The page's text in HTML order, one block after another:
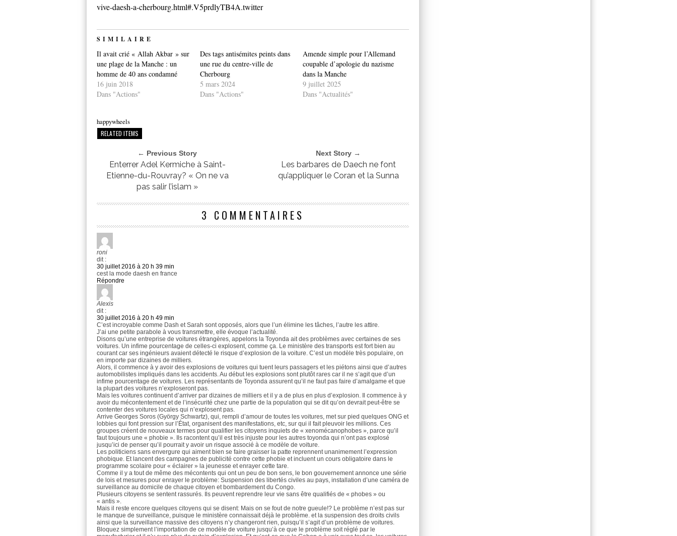
vive-daesh-a-cherbourg.html#.V5prdlyTB4A.twitter
SIMILAIRE
Il avait crié « Allah Akbar » sur
une plage de la Manche : un
homme de 40 ans condamné
16 juin 2018
Dans "Actions"
Des tags antisémites peints dans
une rue du centre-ville de
Cherbourg
5 mars 2024
Dans "Actions"
Amende simple pour l’Allemand
coupable d’apologie du nazisme
dans la Manche
9 juillet 2025
Dans "Actualités"
happywheels
RELATED ITEMS
← Previous Story
Enterrer Adel Kermiche à Saint-
Etienne-du-Rouvray? « On ne va
pas salir l’islam »
Next Story →
Les barbares de Daech ne font
qu’appliquer le Coran et la Sunna
3 COMMENTAIRES
roni
dit :
30 juillet 2016 à 20 h 39 min
cest la mode daesh en france
Répondre
Alexis
dit :
30 juillet 2016 à 20 h 49 min
C’est incroyable comme Dash et Sarah sont opposés, alors que l’un élimine les tâches, l’autre les attire.
J’ai une petite parabole à vous transmettre, elle évoque l’actualité.
Disons qu’une entreprise de voitures étrangères, appelons la Toyonda ait des problèmes avec certaines de ses
voitures. Un infime pourcentage de celles-ci explosent, comme ça. Le ministère des transports est fort bien au
courant car ses ingénieurs avaient détecté le risque d’explosion de la voiture. C’est un modèle très populaire, on
en importe par dizaines de milliers.
Alors, il commence à y avoir des explosions de voitures qui tuent leurs passagers et les piétons ainsi que d’autres
automobilistes impliqués dans les accidents. Au début les explosions sont plutôt rares car il ne s’agit que d’un
infime pourcentage de voitures. Les représentants de Toyonda assurent qu’il ne faut pas faire d’amalgame et que
la plupart des voitures n’exploseront pas.
Mais les voitures continuent d’arriver par dizaines de milliers et il y a de plus en plus d’explosion. Il commence à y
avoir du mécontentement et de l’insécurité chez une partie de la population qui se dit qu’on devrait peut-être se
contenter des voitures locales qui n’explosent pas.
Arrive Georges Soros (György Schwartz), qui, rempli d’amour de toutes les voitures, met sur pied quelques ONG et
lobbies qui font pression sur l’État, organisent des manifestations, etc, sur qui il fait pleuvoir les millions. Ces
groupes créent de nouveaux termes pour qualifier les citoyens inquiets de « xenomécanophobes », parce qu’il
faut toujours une « phobie ». Ils racontent qu’il est très injuste pour les autres toyonda qui n’ont pas explosé
jusqu’ici de penser qu’il pourrait y avoir un risque associé à ce modèle de voiture.
Les politiciens sans envergure qui aiment bien se faire graisser la patte reprennent unanimement l’expression
phobique. Et lancent des campagnes de publicité contre cette phobie et incluent un cours obligatoire dans le
programme scolaire pour « éclairer » la jeunesse et enrayer cette tare.
Comme il y a tout de même des mécontents qui ont un peu de bon sens, le bon gouvernement annonce une série
de lois et mesures pour enrayer le problème: Suspension des libertés civiles au pays, installation d’une caméra de
surveillance au domicile de chaque citoyen et bombardement du Congo.
Plusieurs citoyens se sentent rassurés. Ils peuvent reprendre leur vie sans être qualifiés de « phobes » ou
« antis ».
Mais il reste encore quelques citoyens qui se disent: Mais on se fout de notre gueule!? Le problème n’est pas sur
le manque de surveillance, puisque le ministère connaissait déjà le problème. et la suspension des droits civils
ainsi que la surveillance massive des citoyens n’y changeront rien, puisqu’il s’agit d’un problème de voitures.
Bloquez simplement l’importation de ce modèle de voiture jusqu’à ce que le problème soit réglé par le